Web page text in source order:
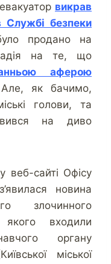
викрав
Службі безпеки
продано на
на те, що
аферою
Але, як бачимо,
голови, та
на диво
веб-сайті Офісу
новина
злочинного
входили
органу
міської